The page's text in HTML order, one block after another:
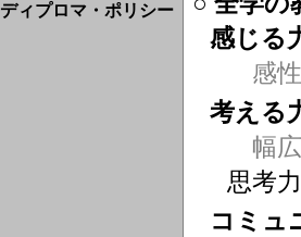
ディプロマ・ポリシー
感じる
感性
考える
幅
思考力
コミュ